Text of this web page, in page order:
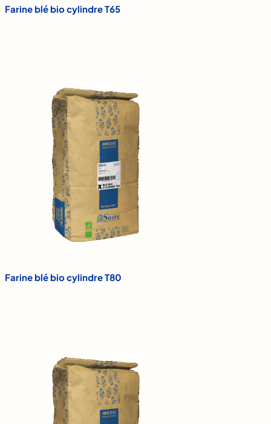
Farine blé bio cylindre T65
Farine blé bio cylindre T80